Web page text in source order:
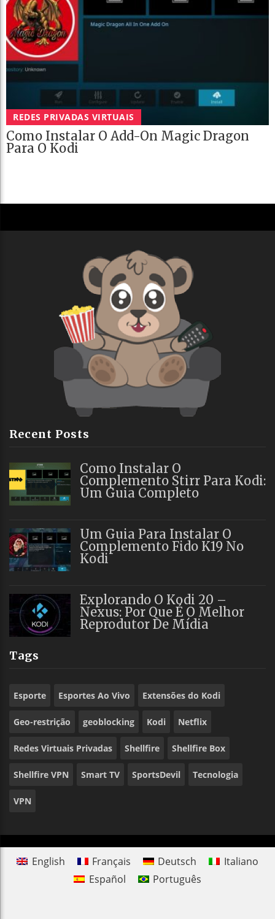
REDES PRIVADAS VIRTUAIS
Como Instalar O Add-On Magic Dragon
Para O Kodi
Recent Posts
Como Instalar O
Complemento Stirr Para Kodi:
Um Guia Completo
Um Guia Para Instalar O
Complemento Fido K19 No
Kodi
Explorando O Kodi 20 –
Nexus: Por Que É O Melhor
Reprodutor De Mídia
Tags
Esporte Esportes Ao Vivo Extensões do Kodi
Geo-restrição geoblocking Kodi Netflix
Redes Virtuais Privadas Shellfire Shellfire Box
Shellfire VPN Smart TV SportsDevil Tecnologia
VPN
English Français Deutsch
Italiano
Español
Português